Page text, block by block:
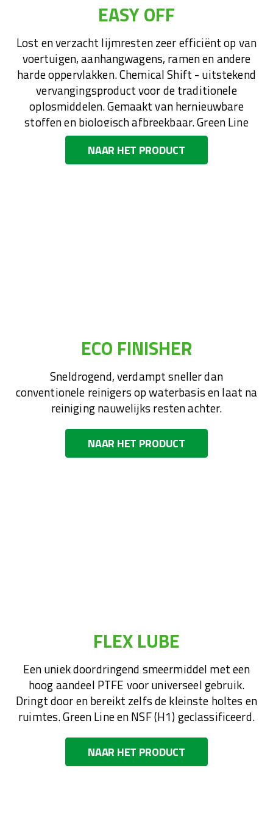
EASY OFF
Lost en verzacht lijmresten zeer efficiënt op van
voertuigen, aanhangwagens, ramen en andere
harde oppervlakken. Chemical Shift - uitstekend
vervangingsproduct voor de traditionele
oplosmiddelen. Gemaakt van hernieuwbare
stoffen en biologisch afbreekbaar. Green Line
geclassificeerd.
NAAR HET PRODUCT
ECO FINISHER
Sneldrogend, verdampt sneller dan
conventionele reinigers op waterbasis en laat na
reiniging nauwelijks resten achter.
NAAR HET PRODUCT
FLEX LUBE
Een uniek doordringend smeermiddel met een
hoog aandeel PTFE voor universeel gebruik.
Dringt door en bereikt zelfs de kleinste holtes en
ruimtes. Green Line en NSF (H1) geclassificeerd.
NAAR HET PRODUCT